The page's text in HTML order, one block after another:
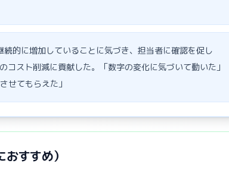
的に増加していることに気づき、担当者に確認を促し
スト削減に貢献した。「数字の変化に気づいて動いた」
せてもらえた」
すすめ）